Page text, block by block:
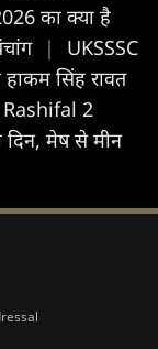
का क्या है
|
UKSSSC
सिंह रावत
2
मेष से मीन